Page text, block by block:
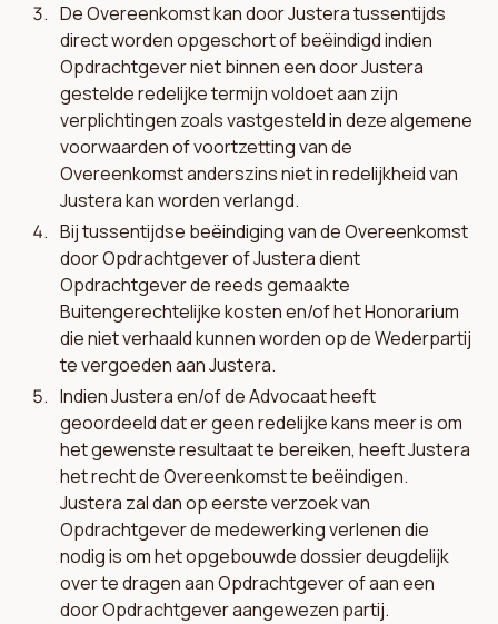
De Overeenkomst kan door Justera tussentijds
direct worden opgeschort of beëindigd indien
Opdrachtgever niet binnen een door Justera
gestelde redelijke termijn voldoet aan zijn
verplichtingen zoals vastgesteld in deze algemene
voorwaarden of voortzetting van de
Overeenkomst anderszins niet in redelijkheid van
Justera kan worden verlangd.
Bij tussentijdse beëindiging van de Overeenkomst
door Opdrachtgever of Justera dient
Opdrachtgever de reeds gemaakte
Buitengerechtelijke kosten en/of het Honorarium
die niet verhaald kunnen worden op de Wederpartij
te vergoeden aan Justera.
Indien Justera en/of de Advocaat heeft
geoordeeld dat er geen redelijke kans meer is om
het gewenste resultaat te bereiken, heeft Justera
het recht de Overeenkomst te beëindigen.
Justera zal dan op eerste verzoek van
Opdrachtgever de medewerking verlenen die
nodig is om het opgebouwde dossier deugdelijk
over te dragen aan Opdrachtgever of aan een
door Opdrachtgever aangewezen partij.